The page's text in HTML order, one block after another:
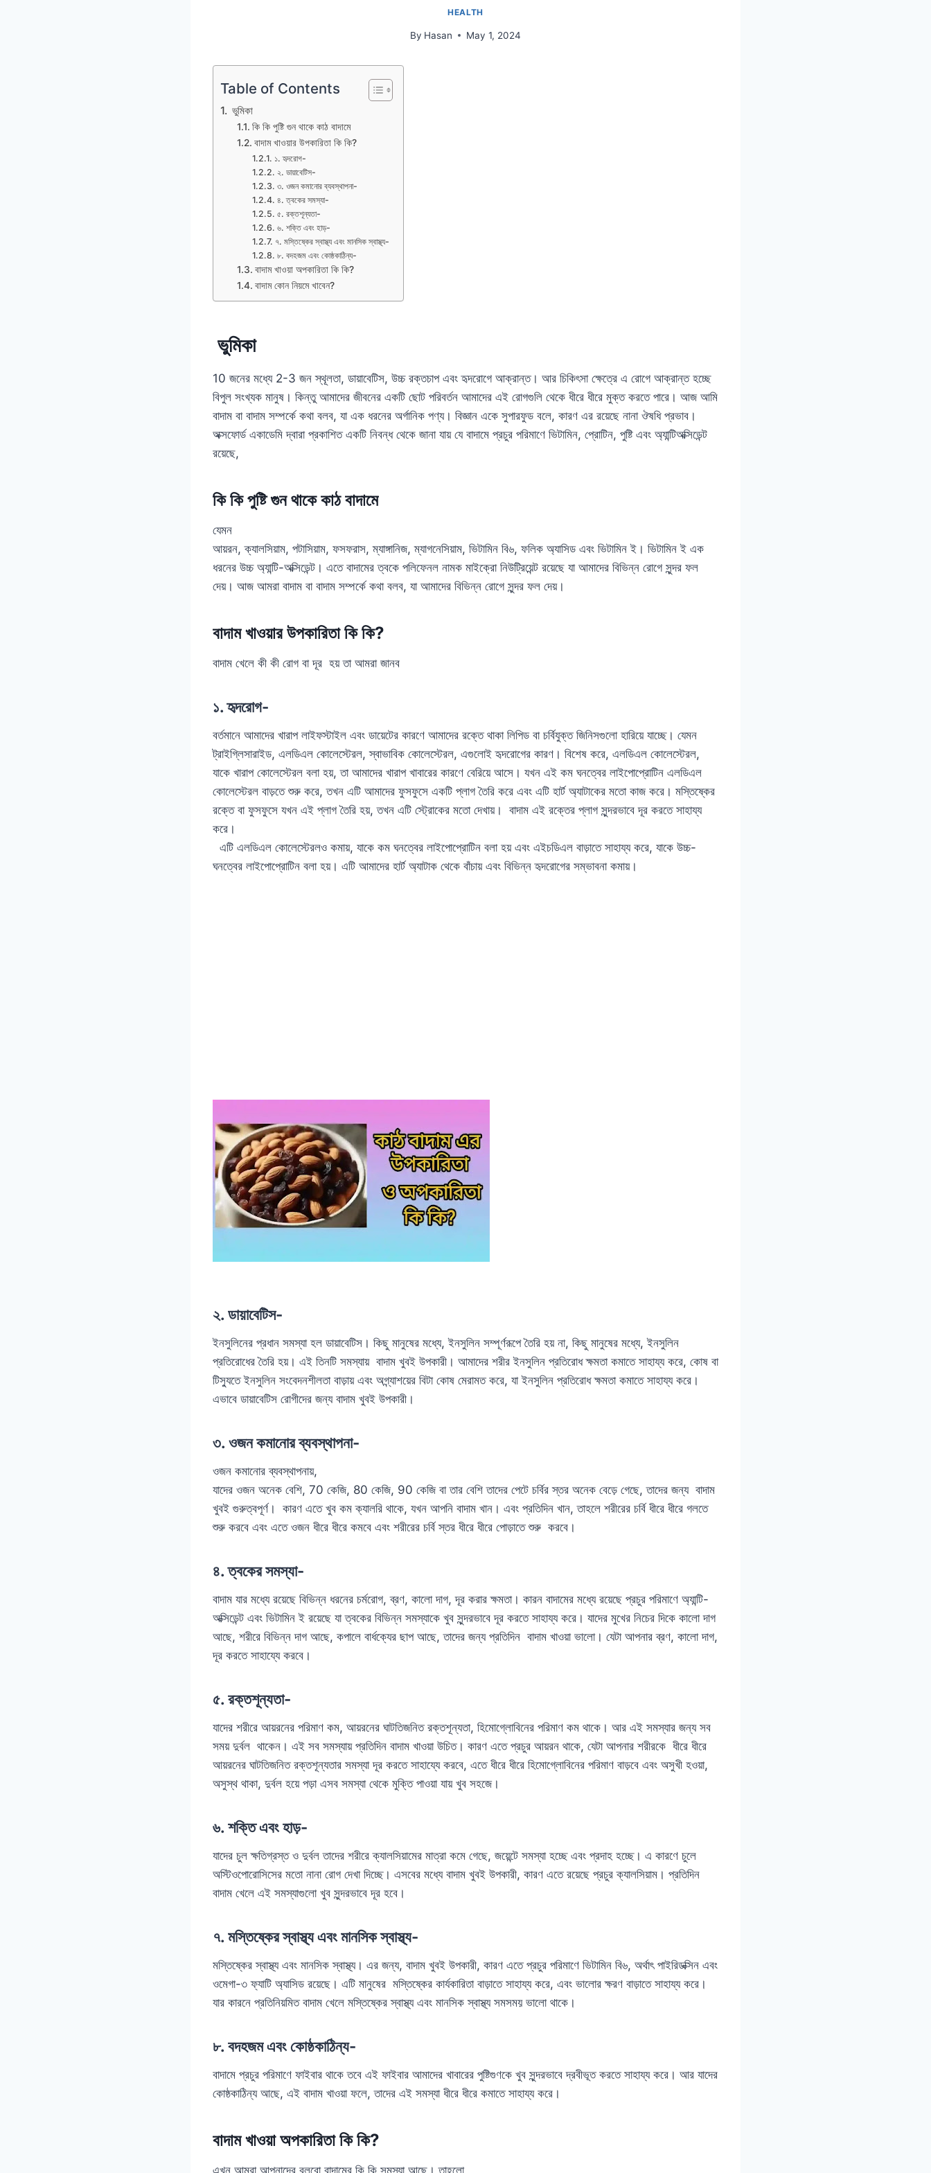
HEALTH
By Hasan May 1, 2024
Table of Contents
ভুমিকা
কি কি পুষ্টি গুন থাকে কাঠ বাদামে
বাদাম খাওয়ার উপকারিতা কি কি?
১. হৃদরোগ-
২. ডায়াবেটিস-
৩. ওজন কমানোর ব্যবস্থাপনা-
৪. ত্বকের সমস্যা-
৫. রক্তশূন্যতা-
৬. শক্তি এবং হাড়-
৭. মস্তিষ্কের স্বাস্থ্য এবং মানসিক স্বাস্থ্য-
৮. বদহজম এবং কোষ্ঠকাঠিন্য-
বাদাম খাওয়া অপকারিতা কি কি?
বাদাম কোন নিয়মে খাবেন?
ভুমিকা
10 জনের মধ্যে 2-3 জন স্থূলতা, ডায়াবেটিস, উচ্চ রক্তচাপ এবং হৃদরোগে আক্রান্ত। আর চিকিৎসা ক্ষেত্রে এ রোগে আক্রান্ত হচ্ছে
বিপুল সংখ্যক মানুষ। কিন্তু আমাদের জীবনের একটি ছোট পরিবর্তন আমাদের এই রোগগুলি থেকে ধীরে ধীরে মুক্ত করতে পারে। আজ আমি
বাদাম বা বাদাম সম্পর্কে কথা বলব, যা এক ধরনের অর্গানিক পণ্য। বিজ্ঞান একে সুপারফুড বলে, কারণ এর রয়েছে নানা ঔষধি প্রভাব।
অক্সফোর্ড একাডেমি দ্বারা প্রকাশিত একটি নিবন্ধ থেকে জানা যায় যে বাদামে প্রচুর পরিমাণে ভিটামিন, প্রোটিন, পুষ্টি এবং অ্যান্টিঅক্সিডেন্ট
রয়েছে,
কি কি পুষ্টি গুন থাকে কাঠ বাদামে
যেমন
আয়রন, ক্যালসিয়াম, পটাসিয়াম, ফসফরাস, ম্যাঙ্গানিজ, ম্যাগনেসিয়াম, ভিটামিন বি৬, ফলিক অ্যাসিড এবং ভিটামিন ই। ভিটামিন ই এক
ধরনের উচ্চ অ্যান্টি-অক্সিডেন্ট। এতে বাদামের ত্বকে পলিফেনল নামক মাইক্রো নিউট্রিয়েন্ট রয়েছে যা আমাদের বিভিন্ন রোগে সুন্দর ফল
দেয়। আজ আমরা বাদাম বা বাদাম সম্পর্কে কথা বলব, যা আমাদের বিভিন্ন রোগে সুন্দর ফল দেয়।
বাদাম খাওয়ার উপকারিতা কি কি?
বাদাম খেলে কী কী রোগ বা দূর হয় তা আমরা জানব
১. হৃদরোগ-
বর্তমানে আমাদের খারাপ লাইফস্টাইল এবং ডায়েটের কারণে আমাদের রক্তে থাকা লিপিড বা চর্বিযুক্ত জিনিসগুলো হারিয়ে যাচ্ছে। যেমন
ট্রাইগ্লিসারাইড, এলডিএল কোলেস্টেরল, স্বাভাবিক কোলেস্টেরল, এগুলোই হৃদরোগের কারণ। বিশেষ করে, এলডিএল কোলেস্টেরল,
যাকে খারাপ কোলেস্টেরল বলা হয়, তা আমাদের খারাপ খাবারের কারণে বেরিয়ে আসে। যখন এই কম ঘনত্বের লাইপোপ্রোটিন এলডিএল
কোলেস্টেরল বাড়তে শুরু করে, তখন এটি আমাদের ফুসফুসে একটি প্লাগ তৈরি করে এবং এটি হার্ট অ্যাটাকের মতো কাজ করে। মস্তিষ্কের
রক্তে বা ফুসফুসে যখন এই প্লাগ তৈরি হয়, তখন এটি স্ট্রোকের মতো দেখায়। বাদাম এই রক্তের প্লাগ সুন্দরভাবে দূর করতে সাহায্য
করে।
এটি এলডিএল কোলেস্টেরলও কমায়, যাকে কম ঘনত্বের লাইপোপ্রোটিন বলা হয় এবং এইচডিএল বাড়াতে সাহায্য করে, যাকে উচ্চ-
ঘনত্বের লাইপোপ্রোটিন বলা হয়। এটি আমাদের হার্ট অ্যাটাক থেকে বাঁচায় এবং বিভিন্ন হৃদরোগের সম্ভাবনা কমায়।
২. ডায়াবেটিস-
ইনসুলিনের প্রধান সমস্যা হল ডায়াবেটিস। কিছু মানুষের মধ্যে, ইনসুলিন সম্পূর্ণরূপে তৈরি হয় না, কিছু মানুষের মধ্যে, ইনসুলিন
প্রতিরোধের তৈরি হয়। এই তিনটি সমস্যায় বাদাম খুবই উপকারী। আমাদের শরীর ইনসুলিন প্রতিরোধ ক্ষমতা কমাতে সাহায্য করে, কোষ বা
টিস্যুতে ইনসুলিন সংবেদনশীলতা বাড়ায় এবং অগ্ন্যাশয়ের বিটা কোষ মেরামত করে, যা ইনসুলিন প্রতিরোধ ক্ষমতা কমাতে সাহায্য করে।
এভাবে ডায়াবেটিস রোগীদের জন্য বাদাম খুবই উপকারী।
৩. ওজন কমানোর ব্যবস্থাপনা-
ওজন কমানোর ব্যবস্থাপনায়,
যাদের ওজন অনেক বেশি, 70 কেজি, 80 কেজি, 90 কেজি বা তার বেশি তাদের পেটে চর্বির স্তর অনেক বেড়ে গেছে, তাদের জন্য বাদাম
খুবই গুরুত্বপূর্ণ। কারণ এতে খুব কম ক্যালরি থাকে, যখন আপনি বাদাম খান। এবং প্রতিদিন খান, তাহলে শরীরের চর্বি ধীরে ধীরে গলতে
শুরু করবে এবং এতে ওজন ধীরে ধীরে কমবে এবং শরীরের চর্বি স্তর ধীরে ধীরে পোড়াতে শুরু করবে।
৪. ত্বকের সমস্যা-
বাদাম যার মধ্যে রয়েছে বিভিন্ন ধরনের চর্মরোগ, ব্রণ, কালো দাগ, দূর করার ক্ষমতা। কারন বাদামের মধ্যে রয়েছে প্রচুর পরিমাণে অ্যান্টি-
অক্সিডেন্ট এবং ভিটামিন ই রয়েছে যা ত্বকের বিভিন্ন সমস্যাকে খুব সুন্দরভাবে দূর করতে সাহায্য করে। যাদের মুখের নিচের দিকে কালো দাগ
আছে, শরীরে বিভিন্ন দাগ আছে, কপালে বার্ধক্যের ছাপ আছে, তাদের জন্য প্রতিদিন বাদাম খাওয়া ভালো। যেটা আপনার ব্রণ, কালো দাগ,
দূর করতে সাহায্যে করবে।
৫. রক্তশূন্যতা-
যাদের শরীরে আয়রনের পরিমাণ কম, আয়রনের ঘাটতিজনিত রক্তশূন্যতা, হিমোগ্লোবিনের পরিমাণ কম থাকে। আর এই সমস্যার জন্য সব
সময় দুর্বল থাকেন। এই সব সমস্যায় প্রতিদিন বাদাম খাওয়া উচিত। কারণ এতে প্রচুর আয়রন থাকে, যেটা আপনার শরীরকে ধীরে ধীরে
আয়রনের ঘাটতিজনিত রক্তশূন্যতার সমস্যা দূর করতে সাহায্যে করবে, এতে ধীরে ধীরে হিমোগ্লোবিনের পরিমাণ বাড়বে এবং অসুখী হওয়া,
অসুস্থ থাকা, দুর্বল হয়ে পড়া এসব সমস্যা থেকে মুক্তি পাওয়া যায় খুব সহজে।
৬. শক্তি এবং হাড়-
যাদের চুল ক্ষতিগ্রস্ত ও দুর্বল তাদের শরীরে ক্যালসিয়ামের মাত্রা কমে গেছে, জয়েন্টে সমস্যা হচ্ছে এবং প্রদাহ হচ্ছে। এ কারণে চুলে
অস্টিওপোরোসিসের মতো নানা রোগ দেখা দিচ্ছে। এসবের মধ্যে বাদাম খুবই উপকারী, কারণ এতে রয়েছে প্রচুর ক্যালসিয়াম। প্রতিদিন
বাদাম খেলে এই সমস্যাগুলো খুব সুন্দরভাবে দূর হবে।
৭. মস্তিষ্কের স্বাস্থ্য এবং মানসিক স্বাস্থ্য-
মস্তিষ্কের স্বাস্থ্য এবং মানসিক স্বাস্থ্য। এর জন্য, বাদাম খুবই উপকারী, কারণ এতে প্রচুর পরিমাণে ভিটামিন বি৬, অর্থাৎ পাইরিডক্সিন এবং
ওমেগা-৩ ফ্যাটি অ্যাসিড রয়েছে। এটি মানুষের মস্তিষ্কের কার্যকারিতা বাড়াতে সাহায্য করে, এবং ভালোর ক্ষরণ বাড়াতে সাহায্য করে।
যার কারনে প্রতিনিয়মিত বাদাম খেলে মস্তিষ্কের স্বাস্থ্য এবং মানসিক স্বাস্থ্য সমসময় ভালো থাকে।
৮. বদহজম এবং কোষ্ঠকাঠিন্য-
বাদামে প্রচুর পরিমাণে ফাইবার থাকে তবে এই ফাইবার আমাদের খাবারের পুষ্টিগুণকে খুব সুন্দরভাবে দ্রবীভূত করতে সাহায্য করে। আর যাদের
কোষ্ঠকাঠিন্য আছে, এই বাদাম খাওয়া ফলে, তাদের এই সমস্যা ধীরে ধীরে কমাতে সাহায্য করে।
বাদাম খাওয়া অপকারিতা কি কি?
এখন আমরা আপনাদের বলবো বাদামের কি কি সমস্যা আছে। তাহলো